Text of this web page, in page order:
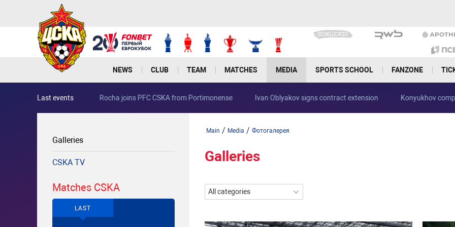
NEWS CLUB TEAM MATCHES MEDIA SPORTS SCHOOL FANZONE
Last events Rocha joins PFC CSKA from Portimonense Ivan Oblyakov signs contract extension Konyukhov
Galleries
CSKA TV
Matches CSKA
LAST
Main / Media / Фотогалерея
Galleries
All categories